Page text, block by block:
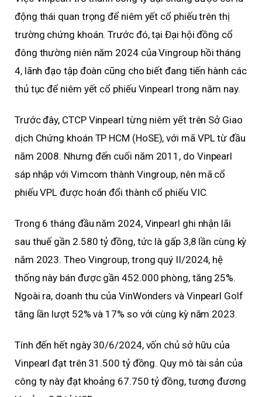
động thái quan trọng để niêm yết cổ phiếu trên thị
trường chứng khoán. Trước đó, tại Đại hội đồng cổ
đông thường niên năm 2024 của Vingroup hồi tháng
4, lãnh đạo tập đoàn cũng cho biết đang tiến hành các
thủ tục để niêm yết cổ phiếu Vinpearl trong năm nay.
Trước đây, CTCP Vinpearl từng niêm yết trên Sở Giao
dịch Chứng khoán TP HCM (HoSE), với mã VPL từ đầu
năm 2008. Nhưng đến cuối năm 2011, do Vinpearl
sáp nhập với Vimcom thành Vingroup, nên mã cổ
phiếu VPL được hoán đổi thành cổ phiếu VIC.
Trong 6 tháng đầu năm 2024, Vinpearl ghi nhận lãi
sau thuế gần 2.580 tỷ đồng, tức là gấp 3,8 lần cùng kỳ
năm 2023. Theo Vingroup, trong quý II/2024, hệ
thống này bán được gần 452.000 phòng, tăng 25%.
Ngoài ra, doanh thu của VinWonders và Vinpearl Golf
tăng lần lượt 52% và 17% so với cùng kỳ năm 2023.
Tính đến hết ngày 30/6/2024, vốn chủ sở hữu của
Vinpearl đạt trên 31.500 tỷ đồng. Quy mô tài sản của
công ty này đạt khoảng 67.750 tỷ đồng, tương đương